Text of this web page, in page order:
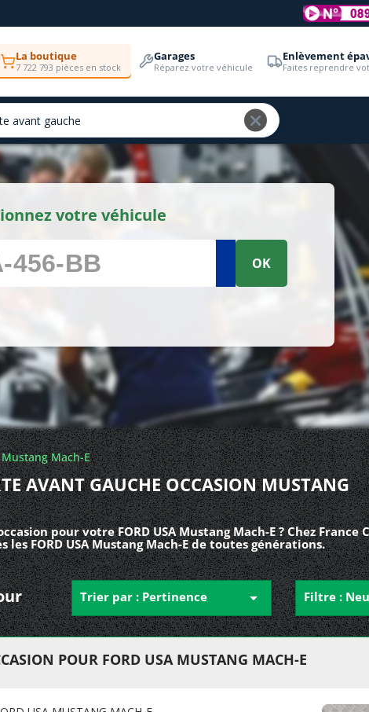
La boutique
7 722 793 pièces en stock
Garages
Réparez votre véhicule
Enlèvement
Faites reprendre
votre véhicule
OK
Mustang Mach-E
AVANT GAUCHE OCCASION MUSTANG
pour votre FORD USA Mustang Mach-E ? Chez France
FORD USA Mustang Mach-E de toutes générations.
Trier par : Pertinence  Filtre :
POUR FORD USA MUSTANG MACH-E